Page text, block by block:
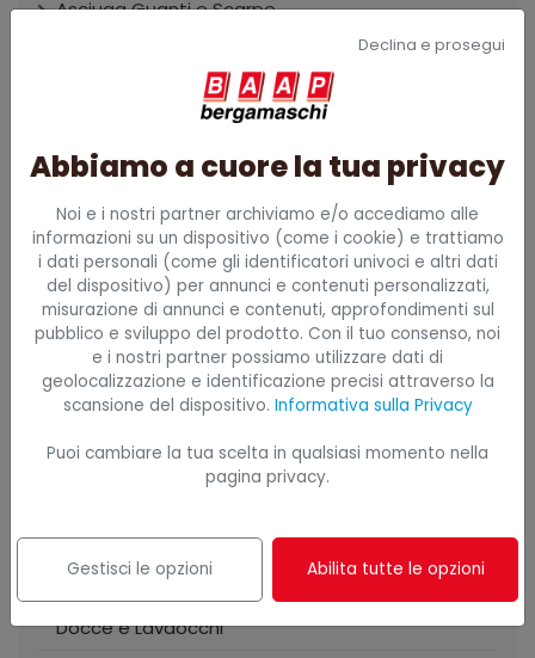
Asciuga Guanti e Scarpe
Assorbenti per Sversamenti Industriali e Chimici
Calzature Antinfortunistiche
Cestini e Pattumiere
Collari e Immobilizzatori
Contenimento
Contenitori di Sicurezza
Cutter Professionali
Defibrillatori DAE
Deviatore di perdite
Dispenser e Asciugatori
Dispositivi Retrattili
Docce e Lavaocchi
Declina e prosegui
Abbiamo a cuore la tua privacy
Noi e i nostri partner archiviamo e/o accediamo alle
informazioni su un dispositivo (come i cookie) e trattiamo
i dati personali (come gli identificatori univoci e altri dati
del dispositivo) per annunci e contenuti personalizzati,
misurazione di annunci e contenuti, approfondimenti sul
pubblico e sviluppo del prodotto. Con il tuo consenso, noi
e i nostri partner possiamo utilizzare dati di
geolocalizzazione e identificazione precisi attraverso la
scansione del dispositivo. Informativa sulla Privacy
Puoi cambiare la tua scelta in qualsiasi momento nella
pagina privacy.
Gestisci le opzioni Abilita tutte le opzioni